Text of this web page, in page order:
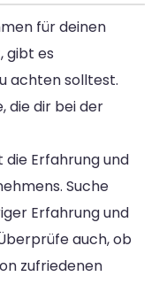
für deinen
gibt es
achten solltest.
die dir bei der
Erfahrung und
Suche
Erfahrung und
auch, ob
zufriedenen